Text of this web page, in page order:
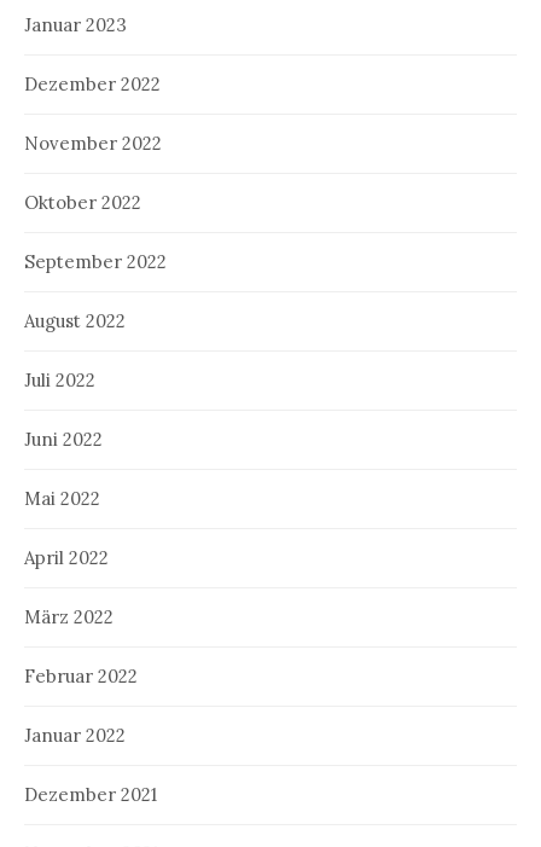
Januar 2023
Dezember 2022
November 2022
Oktober 2022
September 2022
August 2022
Juli 2022
Juni 2022
Mai 2022
April 2022
März 2022
Februar 2022
Januar 2022
Dezember 2021